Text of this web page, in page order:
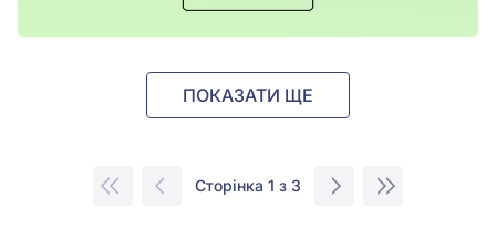
ПОКАЗАТИ ЩЕ
Сторінка 1 з 3